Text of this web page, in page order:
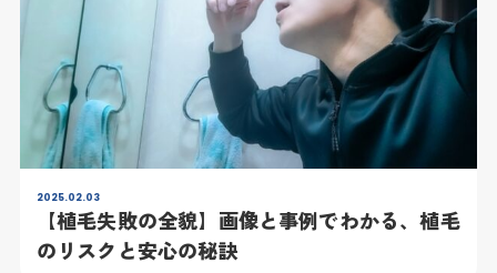
2025.02.03
【植毛失敗の全貌】画像と事例でわかる、植毛
のリスクと安心の秘訣